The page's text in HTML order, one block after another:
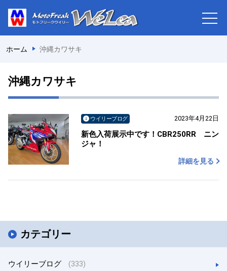
ホーム 沖縄カワサキ
カテゴリー
ウイリーブログ (333)
沖縄カワサキ
ウイリーブログ 2023年4月22日
新色入荷展示中です！CBR250RR ニン
ジャ！
詳細を見る